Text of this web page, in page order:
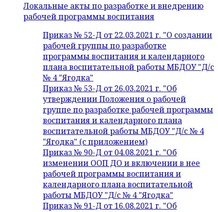
Локальные акты по разработке и внедрению
рабочей программы воспитания
Приказ № 52-Д от 22.03.2021 г. "О создании
рабочей группы по разработке
программы воспитания и календарного
плана воспитательной работы МБДОУ "Д/с
№ 4 "Ягодка"
Приказ № 53-Д от 26.03.2021 г. "Об
утверждении Положения о рабочей
группе по разработке рабочей программы
воспитания и календарного плана
воспитательной работы МБДОУ "Д/с № 4
"Ягодка" (с приложением)
Приказ № 90-Д от 04.08.2021 г. "Об
изменении ООП ДО и включении в нее
рабочей программы воспитания и
календарного плана воспитательной
работы МБДОУ "Д/с № 4 "Ягодка"
Приказ № 91-Д от 16.08.2021 г. "Об